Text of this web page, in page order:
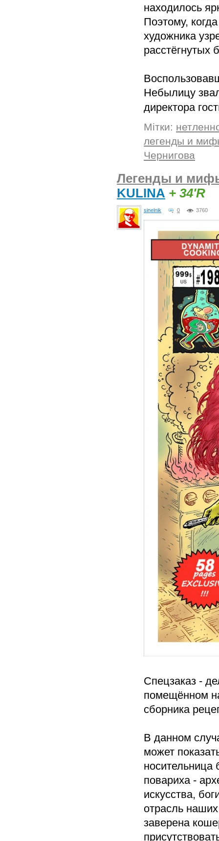
находилось
Поэтому,
художника
расстёгнутых
Небылицу
директора
Мітки:
легенды и
Чернигова
Легенды и
KULINA + 34'R
sinelnik 0 3760
Спецзаказ -
помещённом
сборника
В данном
может
повариха -
искусства,
отрасль
заверена